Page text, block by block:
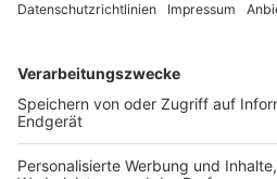
TOP-VEREINE